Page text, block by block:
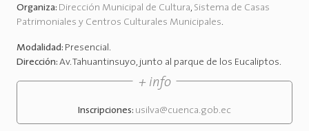
Organiza: Dirección Municipal de Cultura, Sistema de Casas
Patrimoniales y Centros Culturales Municipales.
Modalidad: Presencial.
Dirección: Av. Tahuantinsuyo, junto al parque de los Eucaliptos.
+ info
Inscripciones: usilva@cuenca.gob.ec